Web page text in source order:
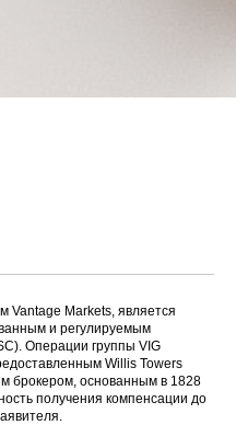
Vantage Markets, является
и регулируемым
Операции группы VIG
Willis Towers
брокером, основанным в 1828
получения компенсации до